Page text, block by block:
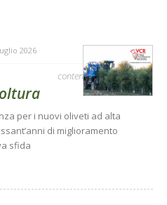
2026
contenuto sponsorizzato
per i nuovi oliveti ad alta
di miglioramento
sfida